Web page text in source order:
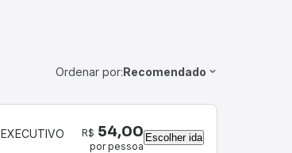
Ordenar por:Recomendado
EXECUTIVO R$ 54,00
por pessoa
Escolher ida